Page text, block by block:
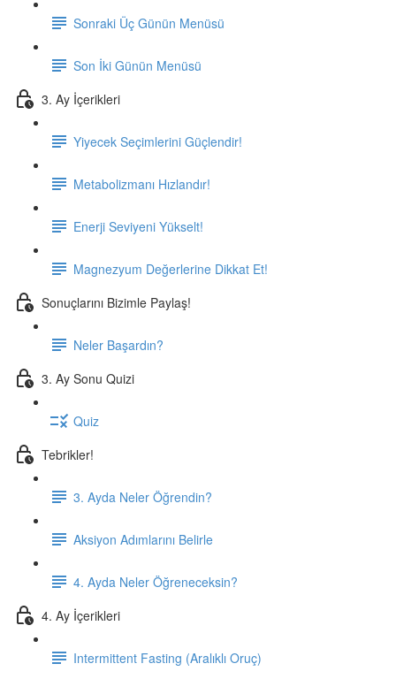
Sonraki Üç Günün Menüsü
Son İki Günün Menüsü
3. Ay İçerikleri
Yiyecek Seçimlerini Güçlendir!
Metabolizmanı Hızlandır!
Enerji Seviyeni Yükselt!
Magnezyum Değerlerine Dikkat Et!
Sonuçlarını Bizimle Paylaş!
Neler Başardın?
3. Ay Sonu Quizi
Quiz
Tebrikler!
3. Ayda Neler Öğrendin?
Aksiyon Adımlarını Belirle
4. Ayda Neler Öğreneceksin?
4. Ay İçerikleri
Intermittent Fasting (Aralıklı Oruç)